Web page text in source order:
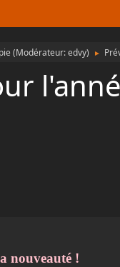
(Modérateur:edvy) ►
nouveauté !